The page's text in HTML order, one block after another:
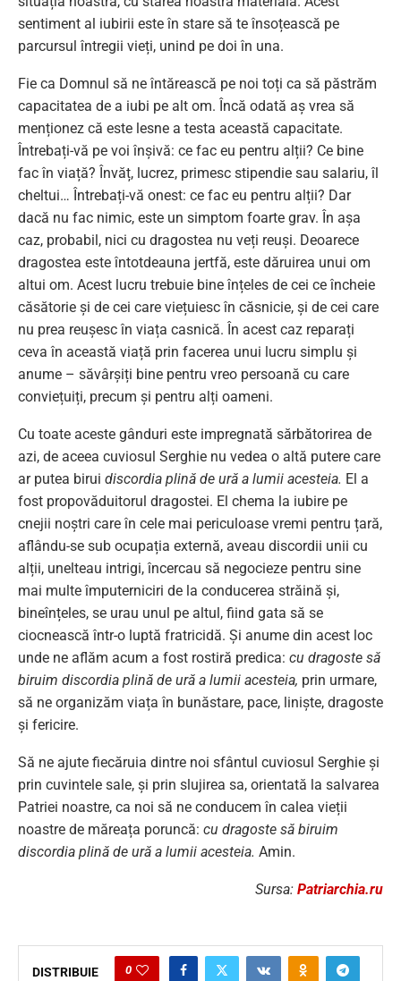
sentiment al iubirii este în stare să te însoțească pe
parcursul întregii vieți, unind pe doi în una.
Fie ca Domnul să ne întărească pe noi toți ca să păstrăm
capacitatea de a iubi pe alt om. Încă odată aș vrea să
menționez că este lesne a testa această capacitate.
Întrebați-vă pe voi înșivă: ce fac eu pentru alții? Ce bine
fac în viață? Învăț, lucrez, primesc stipendie sau salariu, îl
cheltui… Întrebați-vă onest: ce fac eu pentru alții? Dar
dacă nu fac nimic, este un simptom foarte grav. În așa
caz, probabil, nici cu dragostea nu veți reuși. Deoarece
dragostea este întotdeauna jertfă, este dăruirea unui om
altui om. Acest lucru trebuie bine înțeles de cei ce încheie
căsătorie și de cei care viețuiesc în căsnicie, și de cei care
nu prea reușesc în viața casnică. În acest caz reparați
ceva în această viață prin facerea unui lucru simplu și
anume – săvârșiți bine pentru vreo persoană cu care
conviețuiți, precum și pentru alți oameni.
Cu toate aceste gânduri este impregnată sărbătorirea de
azi, de aceea cuviosul Serghie nu vedea o altă putere care
ar putea birui discordia plină de ură a lumii acesteia. El a
fost propovăduitorul dragostei. El chema la iubire pe
cnejii noștri care în cele mai periculoase vremi pentru țară,
aflându-se sub ocupația externă, aveau discordii unii cu
alții, unelteau intrigi, încercau să negocieze pentru sine
mai multe împuterniciri de la conducerea străină și,
bineînțeles, se urau unul pe altul, fiind gata să se
ciocnească într-o luptă fratricidă. Și anume din acest loc
unde ne aflăm acum a fost rostiră predica: cu dragoste să
biruim discordia plină de ură a lumii acesteia, prin urmare,
să ne organizăm viața în bunăstare, pace, liniște, dragoste
și fericire.
Să ne ajute fiecăruia dintre noi sfântul cuviosul Serghie și
prin cuvintele sale, și prin slujirea sa, orientată la salvarea
Patriei noastre, ca noi să ne conducem în calea vieții
noastre de măreața poruncă: cu dragoste să biruim
discordia plină de ură a lumii acesteia. Amin.
Sursa: Patriarchia.ru
DISTRIBUIE 0